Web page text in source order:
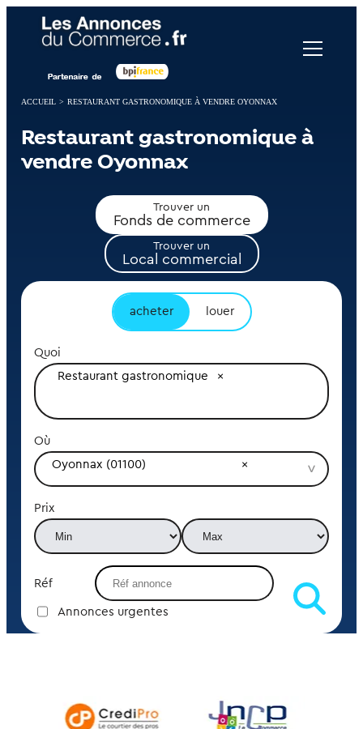
ACCUEIL > RESTAURANT GASTRONOMIQUE À VENDRE OYONNAX
Restaurant gastronomique à
vendre Oyonnax
Trouver un
Fonds de commerce
Trouver un
Local commercial
acheter louer
Quoi
Restaurant gastronomique
Où
Oyonnax (01100)
Prix
Réf
Annonces urgentes
Panneau de gestion des cookies